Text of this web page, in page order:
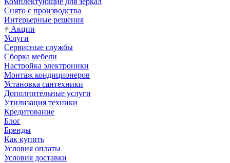
Снято с производства
Интерьерные решения
Акции
Услуги
Сервисные службы
Сборка мебели
Настройка электроники
Монтаж кондиционеров
Установка сантехники
Дополнительные услуги
Утилизация техники
Кредитование
Блог
Бренды
Как купить
Условия оплаты
Условия доставки